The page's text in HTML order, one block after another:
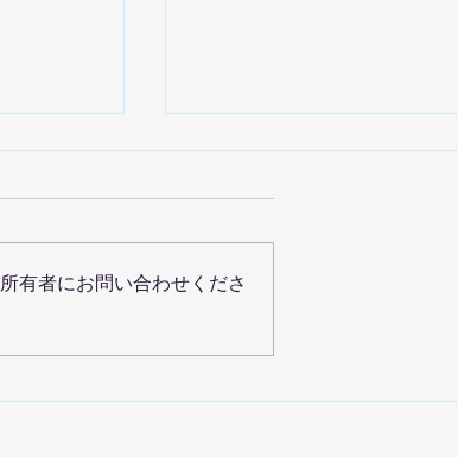
て
家主と地主vol.140に掲載
有者にお問い合わせくださ